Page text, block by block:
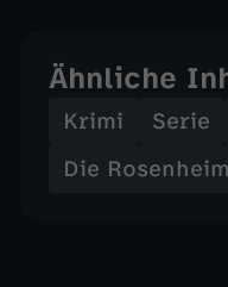
Ähnliche
Krimi Serie
Die